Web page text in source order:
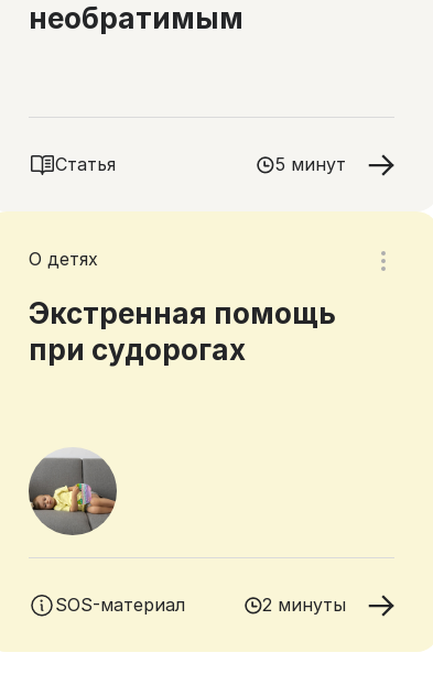
необратимым
Статья 5 минут
О детях
Экстренная помощь
при судорогах
SOS-материал 2 минуты